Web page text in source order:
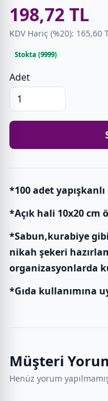
198,72 TL
KDV Hariç (%20): 165,60
Stokta (9999)
Adet
*100 adet
*Açık hali 10x20 cm
*Sabun,kurabiye
nikah şekeri
organizasyonlarda
*Gıda kullanımına
Müşteri
Henüz yorum